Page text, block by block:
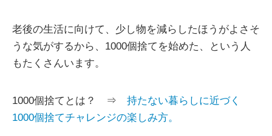
老後の生活に向けて、少し物を減らしたほうがよさそ
うな気がするから、1000個捨てを始めた、という人
もたくさんいます。
1000個捨てとは？ ⇒ 持たない暮らしに近づく
1000個捨てチャレンジの楽しみ方。